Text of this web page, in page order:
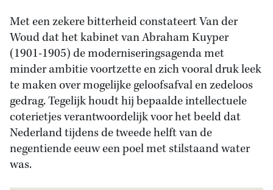
Met een zekere bitterheid constateert Van der
Woud dat het kabinet van Abraham Kuyper
(1901-1905) de moderniseringsagenda met
minder ambitie voortzette en zich vooral druk leek
te maken over mogelijke geloofsafval en zedeloos
gedrag. Tegelijk houdt hij bepaalde intellectuele
coterietjes verantwoordelijk voor het beeld dat
Nederland tijdens de tweede helft van de
negentiende eeuw een poel met stilstaand water
was.